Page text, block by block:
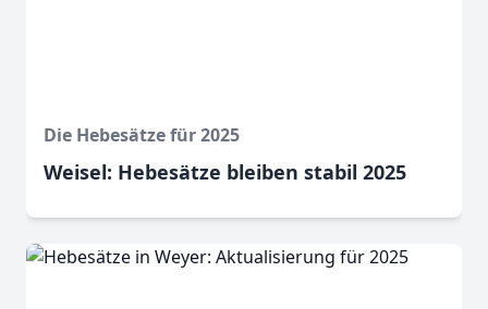
Die Hebesätze für 2025
Weisel: Hebesätze bleiben stabil 2025